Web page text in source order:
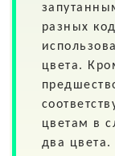
разных
цвета.
цветам в
два цвета.